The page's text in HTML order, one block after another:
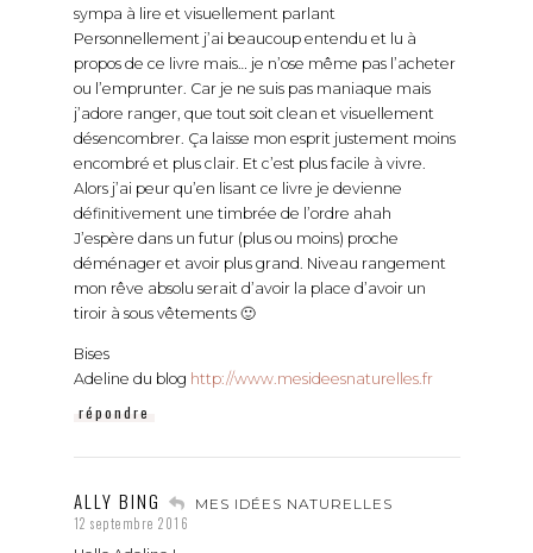
sympa à lire et visuellement parlant
Personnellement j’ai beaucoup entendu et lu à
propos de ce livre mais… je n’ose même pas l’acheter
ou l’emprunter. Car je ne suis pas maniaque mais
j’adore ranger, que tout soit clean et visuellement
désencombrer. Ça laisse mon esprit justement moins
encombré et plus clair. Et c’est plus facile à vivre.
Alors j’ai peur qu’en lisant ce livre je devienne
définitivement une timbrée de l’ordre ahah
J’espère dans un futur (plus ou moins) proche
déménager et avoir plus grand. Niveau rangement
mon rêve absolu serait d’avoir la place d’avoir un
tiroir à sous vêtements 🙂
Bises
Adeline du blog http://www.mesideesnaturelles.fr
répondre
ALLY BING MES IDÉES NATURELLES
12 septembre 2016